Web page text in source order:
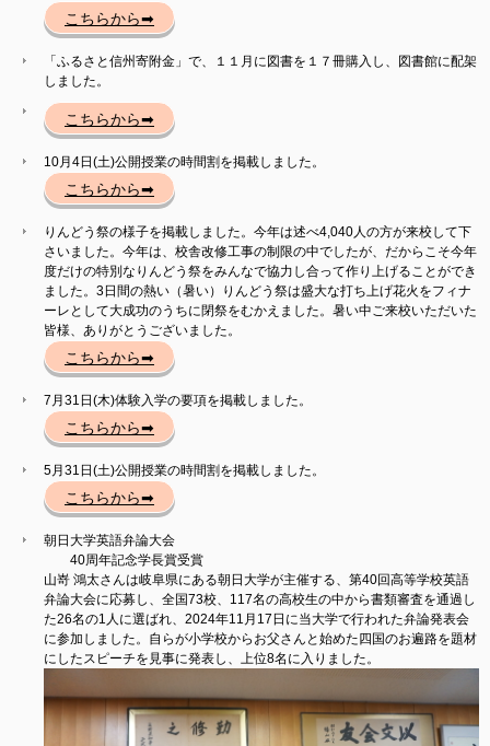
こちらから➡
「ふるさと信州寄附金」で、１１月に図書を１７冊購入し、図書館に配架
しました。
こちらから➡
10月4日(土)公開授業の時間割を掲載しました。
こちらから➡
りんどう祭の様子を掲載しました。今年は述べ4,040人の方が来校して下
さいました。今年は、校舎改修工事の制限の中でしたが、だからこそ今年
度だけの特別なりんどう祭をみんなで協力し合って作り上げることができ
ました。3日間の熱い（暑い）りんどう祭は盛大な打ち上げ花火をフィナ
ーレとして大成功のうちに閉祭をむかえました。暑い中ご来校いただいた
皆様、ありがとうございました。
こちらから➡
7月31日(木)体験入学の要項を掲載しました。
こちらから➡
5月31日(土)公開授業の時間割を掲載しました。
こちらから➡
朝日大学英語弁論大会
40周年記念学長賞受賞
山嵜 鴻太さんは岐阜県にある朝日大学が主催する、第40回高等学校英語
弁論大会に応募し、全国73校、117名の高校生の中から書類審査を通過し
た26名の1人に選ばれ、2024年11月17日に当大学で行われた弁論発表会
に参加しました。自らが小学校からお父さんと始めた四国のお遍路を題材
にしたスピーチを見事に発表し、上位8名に入りました。